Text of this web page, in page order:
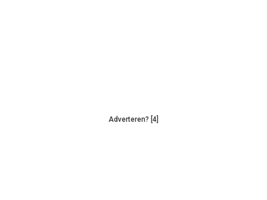
Adverteren? [4]